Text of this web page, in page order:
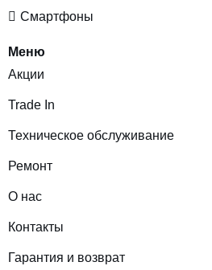
Смартфоны
Меню
Акции
Trade In
Техническое обслуживание
Ремонт
О нас
Контакты
Гарантия и возврат